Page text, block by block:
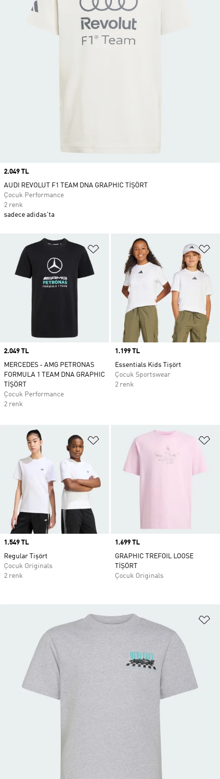
Favori Listesine Ekle
Price
2.049 TL
MERCEDES - AMG PETRONAS
FORMULA 1 TEAM DNA GRAPHIC
TİŞÖRT
Çocuk Performance
2 renk
Price
1.199 TL
Essentials Kids Tişört
Çocuk Sportswear
2 renk
Favori Listesine Ekle
Price
1.549 TL
Regular Tişört
Çocuk Originals
2 renk
Price
1.699 TL
GRAPHIC TREFOIL LOOSE
TİŞÖRT
Çocuk Originals
Price
2.049 TL
AUDI REVOLUT F1 TEAM DNA GRAPHIC TİŞÖRT
Çocuk Performance
2 renk
sadece adidas'ta